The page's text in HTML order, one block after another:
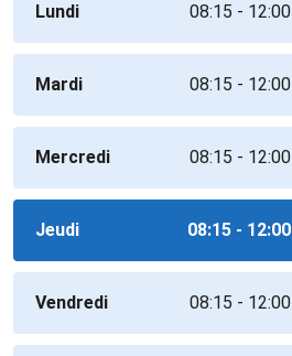
Lundi 08:15 - 12:00
Mardi 08:15 - 12:00
Mercredi 08:15 - 12:00
Jeudi 08:15 - 12:00
Vendredi 08:15 - 12:00